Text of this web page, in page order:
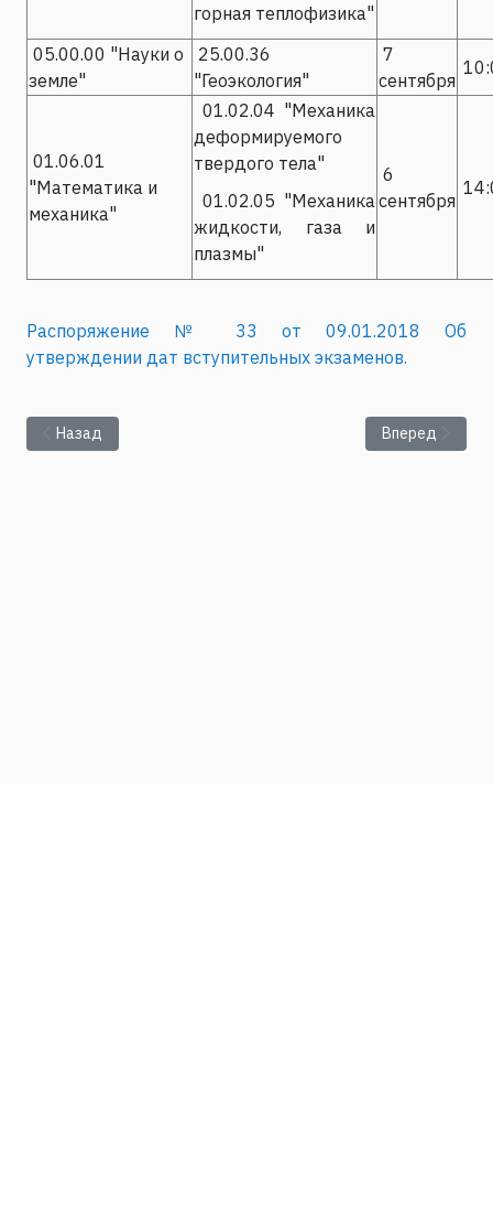
горная теплофизика"
05.00.00 "Науки о
земле"
25.00.36
"Геоэкология"
7
сентября
01.06.01
"Математика и
механика"
01.02.04 "Механика
деформируемого
твердого тела"
01.02.05 "Механика
жидкости, газа и
плазмы"
6
сентября
Распоряжение № 33 от 09.01.2018 Об
утверждении дат вступительных экзаменов.
Предыдущий: Занятия для аспирантов
Назад Следующий:
Вперед